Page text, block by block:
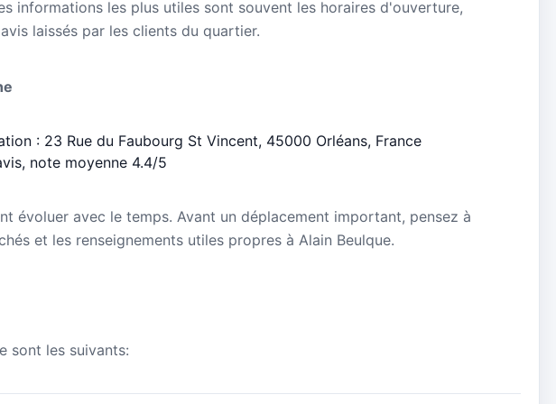
informations les plus utiles sont souvent les horaires d'ouverture,
laissés par les clients du quartier.
: 23 Rue du Faubourg St Vincent, 45000 Orléans, France
note moyenne 4.4/5
évoluer avec le temps. Avant un déplacement important, pensez à
et les renseignements utiles propres à Alain Beulque.
sont les suivants: